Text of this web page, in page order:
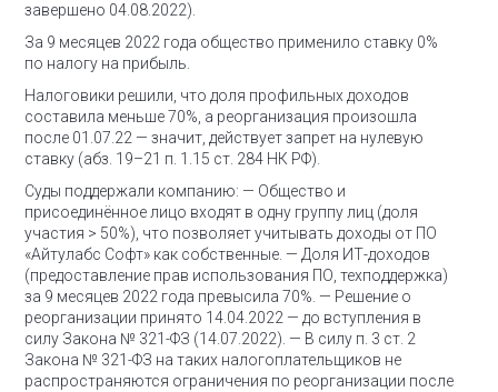
завершено 04.08.2022).
За 9 месяцев 2022 года общество применило ставку 0%
по налогу на прибыль.
Налоговики решили, что доля профильных доходов
составила меньше 70%, а реорганизация произошла
после 01.07.22 — значит, действует запрет на нулевую
ставку (абз. 19–21 п. 1.15 ст. 284 НК РФ).
Суды поддержали компанию: — Общество и
присоединённое лицо входят в одну группу лиц (доля
участия > 50%), что позволяет учитывать доходы от ПО
«Айтулабс Софт» как собственные. — Доля ИТ-доходов
(предоставление прав использования ПО, техподдержка)
за 9 месяцев 2022 года превысила 70%. — Решение о
реорганизации принято 14.04.2022 — до вступления в
силу Закона № 321-ФЗ (14.07.2022). — В силу п. 3 ст. 2
Закона № 321-ФЗ на таких налогоплательщиков не
распространяются ограничения по реорганизации после